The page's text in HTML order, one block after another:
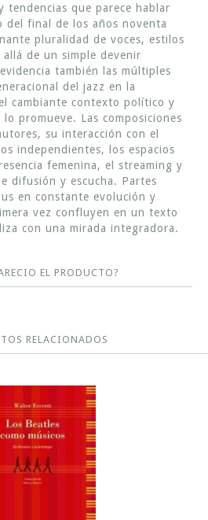
tendencias que parece hablar
del final de los años noventa
pluralidad de voces, estilos
de un simple devenir
también las múltiples
del jazz en la
cambiante contexto político y
promueve. Las composiciones
su interacción con el
independientes, los espacios
femenina, el streaming y
difusión y escucha. Partes
en constante evolución y
vez confluyen en un texto
con una mirada integradora.
EL PRODUCTO?
RELACIONADOS